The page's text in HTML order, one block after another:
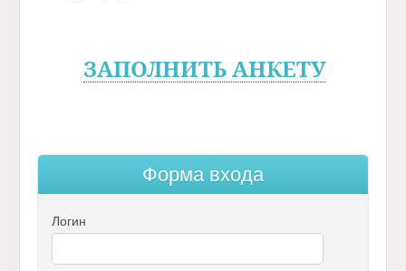
ЗАПОЛНИТЬ АНКЕТУ
Форма входа
Логин